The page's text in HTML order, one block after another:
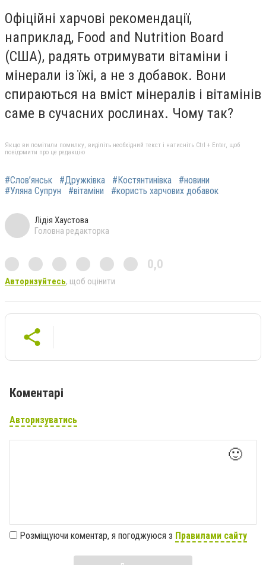
Офіційні харчові рекомендації,
наприклад, Food and Nutrition Board
(США), радять отримувати вітаміни і
мінерали із їжі, а не з добавок. Вони
спираються на вміст мінералів і вітамінів
саме в сучасних рослинах. Чому так?
Якщо ви помітили помилку, виділіть необхідний текст і натисніть Ctrl + Enter, щоб
повідомити про це редакцію
#Слов’янськ #Дружківка #Костянтинівка
#новини
#Уляна Супрун
#вітаміни #користь харчових добавок
Лідія Хаустова
Головна редакторка
0,0
Авторизуйтесь, щоб оцінити
Коментарі
Авторизуватись
🙂
Розміщуючи коментар, я погоджуюся з Правилами сайту